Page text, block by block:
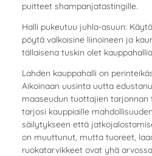
puitteet shampanjatastingille.
Halli pukeutuu juhla-asuun:
pöytä valkoisine liinoineen ja
tällaisena tuskin olet
Lahden kauppahalli on
Aikoinaan uusinta uutta
maaseudun tuottajien tarjonnan
tarjosi kauppiaille
säilytykseen että
on muuttunut, mutta tuoreet,
ruokatarvikkeet ovat yhä